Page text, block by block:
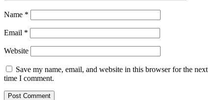
Name *
Email *
Website
Save my name, email, and website in this browser for the next
time I comment.